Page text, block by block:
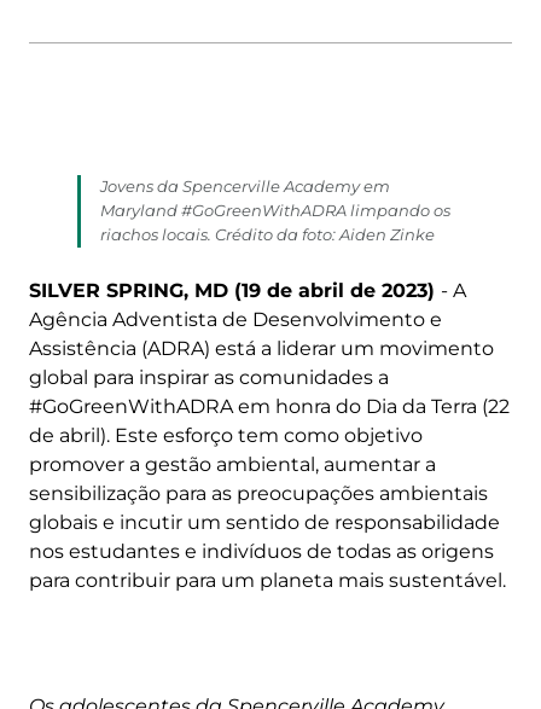
Jovens da Spencerville Academy em
Maryland #GoGreenWithADRA limpando os
riachos locais. Crédito da foto: Aiden Zinke
SILVER SPRING, MD (19 de abril de 2023) - A
Agência Adventista de Desenvolvimento e
Assistência (ADRA) está a liderar um movimento
global para inspirar as comunidades a
#GoGreenWithADRA em honra do Dia da Terra (22
de abril). Este esforço tem como objetivo
promover a gestão ambiental, aumentar a
sensibilização para as preocupações ambientais
globais e incutir um sentido de responsabilidade
nos estudantes e indivíduos de todas as origens
para contribuir para um planeta mais sustentável.